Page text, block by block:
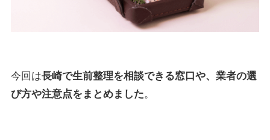
今回は長崎で生前整理を相談できる窓口や、業者の選
び方や注意点をまとめました。